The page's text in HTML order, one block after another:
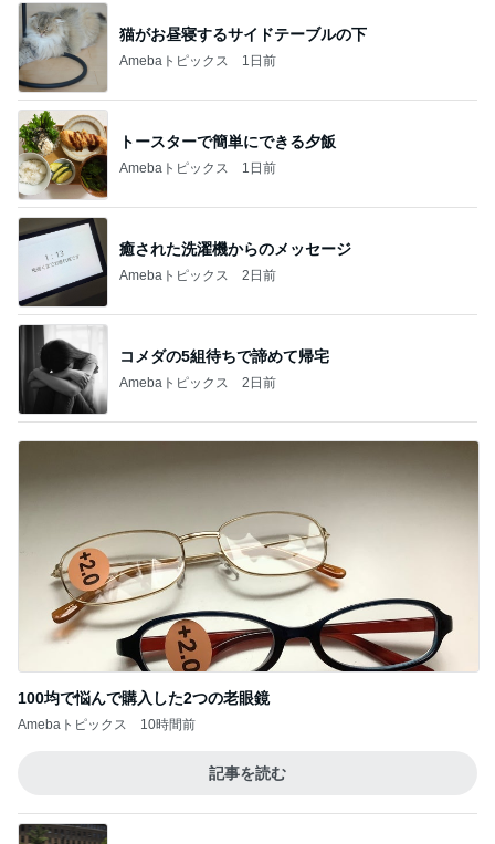
猫がお昼寝するサイドテーブルの下
Amebaトピックス 1日前
トースターで簡単にできる夕飯
Amebaトピックス 1日前
癒された洗濯機からのメッセージ
Amebaトピックス 2日前
コメダの5組待ちで諦めて帰宅
Amebaトピックス 2日前
100均で悩んで購入した2つの老眼鏡
Amebaトピックス 10時間前
記事を読む